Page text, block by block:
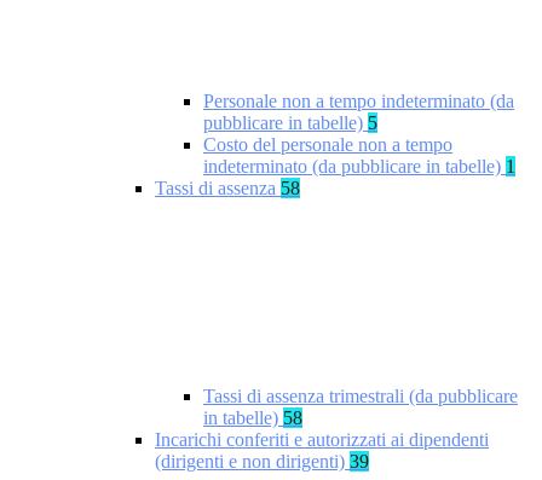
Personale non a tempo indeterminato (da
pubblicare in tabelle) 5
Costo del personale non a tempo
indeterminato (da pubblicare in tabelle) 1
Tassi di assenza 58
Tassi di assenza trimestrali (da pubblicare
in tabelle) 58
Incarichi conferiti e autorizzati ai dipendenti
(dirigenti e non dirigenti) 39